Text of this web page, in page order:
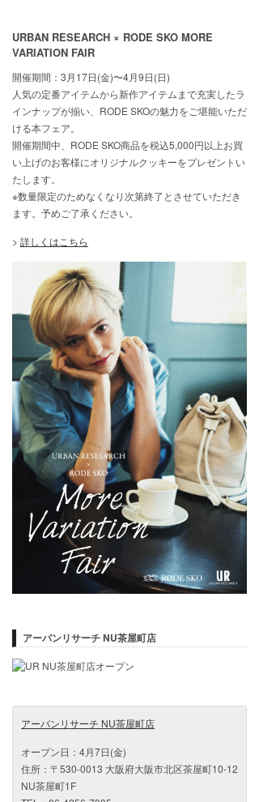
URBAN RESEARCH × RODE SKO MORE
VARIATION FAIR
開催期間：3月17日(金)〜4月9日(日)
人気の定番アイテムから新作アイテムまで充実したラ
インナップが揃い、RODE SKOの魅力をご堪能いただ
ける本フェア。
開催期間中、RODE SKO商品を税込5,000円以上お買
い上げのお客様にオリジナルクッキーをプレゼントい
たします。
※数量限定のためなくなり次第終了とさせていただき
ます。予めご了承ください。
> 詳しくはこちら
アーバンリサーチ NU茶屋町店
アーバンリサーチ NU茶屋町店
オープン日：4月7日(金)
住所：〒530-0013 大阪府大阪市北区茶屋町10-12
NU茶屋町1F